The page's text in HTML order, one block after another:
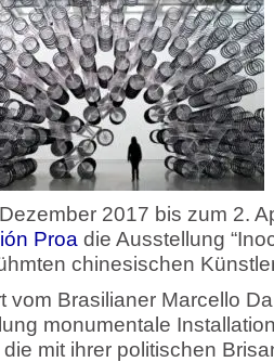
2017 bis zum 2.
Proa die Ausstellung
chinesischen
vom Brasilianer Marcello
monumentale
mit ihrer politischen